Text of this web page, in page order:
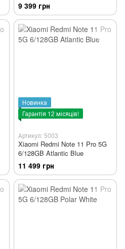
9 399 грн
Новинка
Гарантія 12 місяців!
Артикул: 5003
Xiaomi Redmi Note 11 Pro 5G
6/128GB Atlantic Blue
11 499 грн